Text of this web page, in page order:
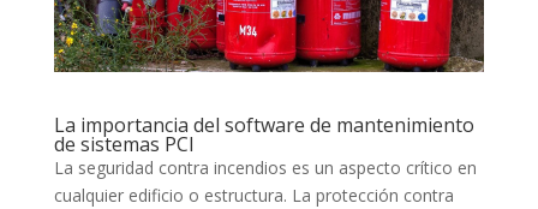
La importancia del software de mantenimiento
de sistemas PCI
La seguridad contra incendios es un aspecto crítico en
cualquier edificio o estructura. La protección contra